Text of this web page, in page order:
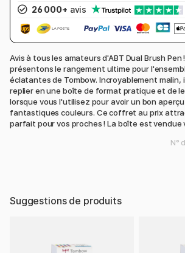
26 000+ avis
Avis à tous les amateurs d'ABT Dual Brush Pen
présentons le rangement ultime pour
éclatantes de Tombow. Incroyablement malin,
replier en une boîte de format pratique et de
lorsque vous l'utilisez pour avoir un bon
fantastiques couleurs. Ce coffret au prix
parfait pour vos proches ! La boîte est vendue
N°
Suggestions de produits